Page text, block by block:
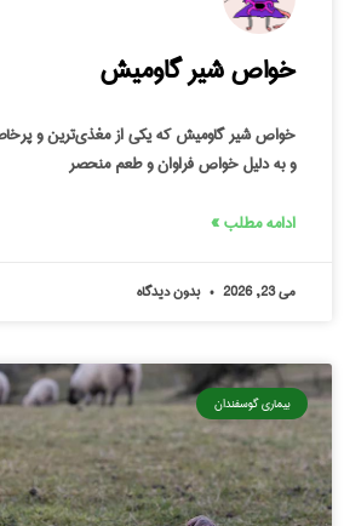
خواص شیر گاومیش
خواص شیر گاومیش که یکی از مغذی‌ترین و
و به دلیل خواص فراوان و طعم منحصر
ادامه مطلب »
می 23, 2026 بدون دیدگاه
بیماری گوسفندان